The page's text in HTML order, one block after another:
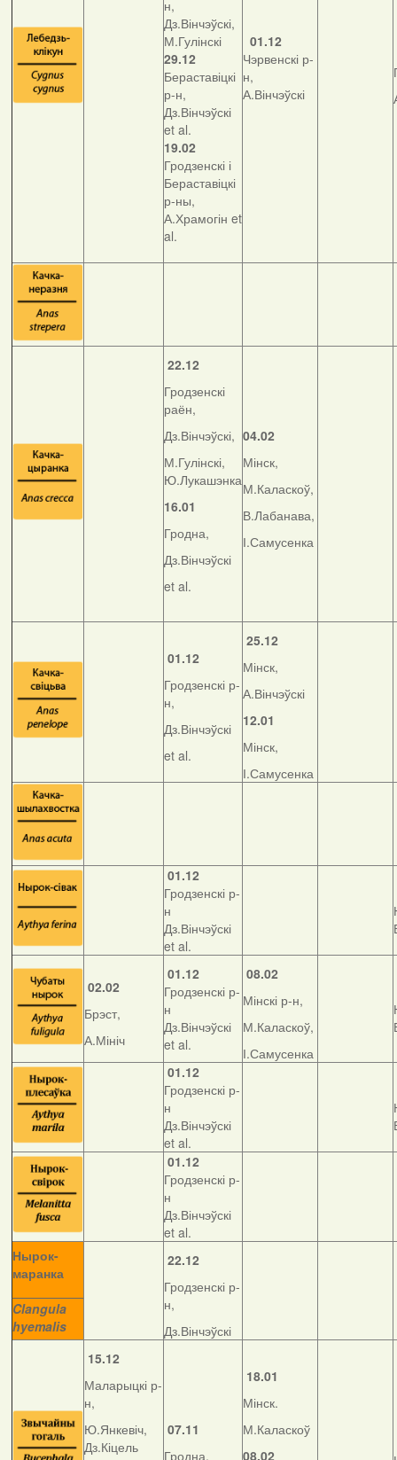
н,
Дз.Вінчэўскі,
М.Гулінскі
29.12
Бераставіцкі
р-н,
Дз.Вінчэўскі
et al.
19.02
Гродзенскі і
Бераставіцкі
р-ны,
А.Храмогін et
al.
01.12
Чэрвенскі р-
н,
А.Вінчэўскі
22.12
Гродзенскі
раён,
Дз.Вінчэўскі,
М.Гулінскі,
Ю.Лукашэнка
16.01
Гродна,
Дз.Вінчэўскі
et al.
04.02
Мінск,
М.Каласкоў,
В.Лабанава,
І.Самусенка
01.12
Гродзенскі р-
н,
Дз.Вінчэўскі
et al.
25.12
Мінск,
А.Вінчэўскі
12.01
Мінск,
І.Самусенка
01.12
Гродзенскі р-
н
Дз.Вінчэўскі
et al.
02.02
Брэст,
А.Мініч
01.12
Гродзенскі р-
н
Дз.Вінчэўскі
et al.
08.02
Мінскі р-н,
М.Каласкоў,
І.Самусенка
01.12
Гродзенскі р-
н
Дз.Вінчэўскі
et al.
01.12
Гродзенскі р-
н
Дз.Вінчэўскі
et al.
Нырок-
маранка
Clangula
hyemalis
22.12
Гродзенскі р-
н,
Дз.Вінчэўскі
15.12
Маларыцкі р-
н,
Ю.Янкевіч,
Дз.Кіцель
07.11
Гродна,
18.01
Мінск.
М.Каласкоў
08.02